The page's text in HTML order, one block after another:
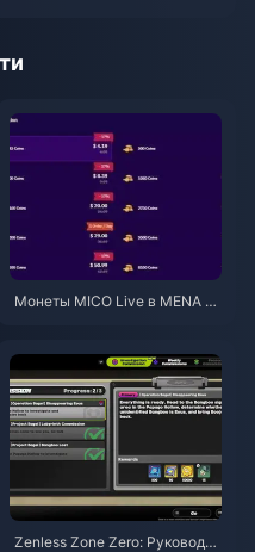
Монеты MICO Live в MENA по
Zenless Zone Zero: Руководст